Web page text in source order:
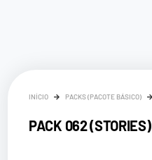
INÍCIO PACKS (PACOTE BÁSICO)
PACK 062 (STORIES)